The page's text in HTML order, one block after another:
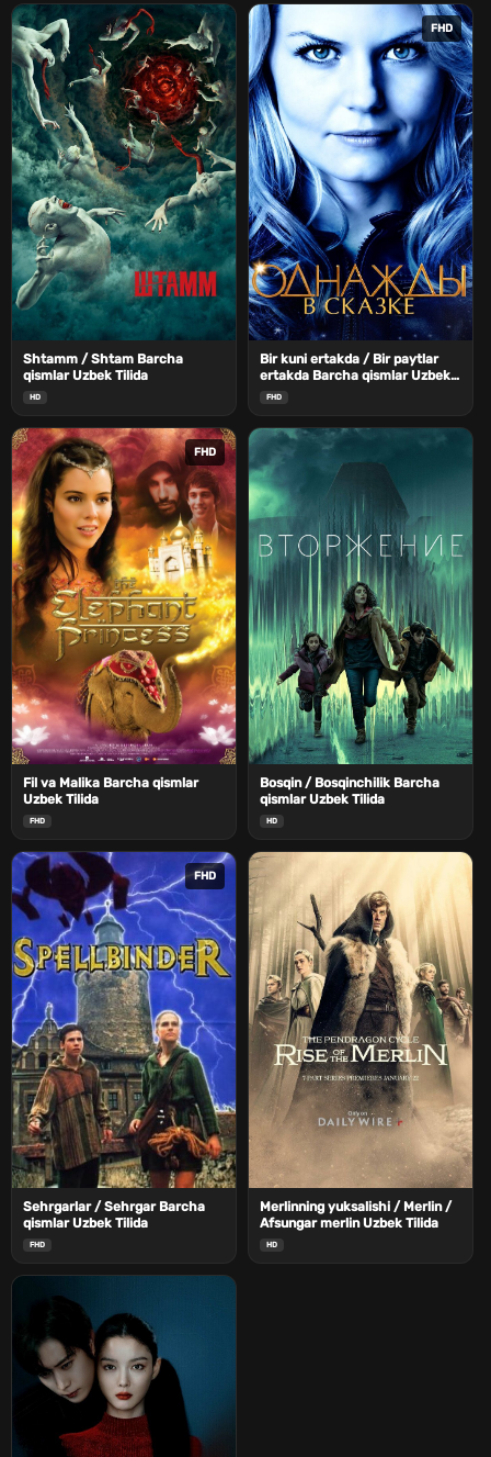
Shtamm / Shtam Barcha
qismlar Uzbek Tilida
HD
FHD
Bir kuni ertakda / Bir paytlar
ertakda Barcha qismlar Uzbek
Tilida
FHD
FHD
Fil va Malika Barcha qismlar
Uzbek Tilida
FHD
Bosqin / Bosqinchilik Barcha
qismlar Uzbek Tilida
HD
FHD
Sehrgarlar / Sehrgar Barcha
qismlar Uzbek Tilida
FHD
Merlinning yuksalishi / Merlin /
Afsungar merlin Uzbek Tilida
HD